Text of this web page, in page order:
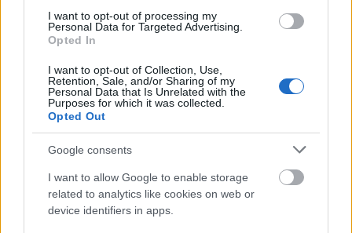
I want to opt-out of processing my
Personal Data for Targeted Advertising.
Opted In
I want to opt-out of Collection, Use,
Retention, Sale, and/or Sharing of my
Personal Data that Is Unrelated with the
Purposes for which it was collected.
Opted Out
Google consents
I want to allow Google to enable storage
related to analytics like cookies on web or
device identifiers in apps.
à la
Niamej
noż